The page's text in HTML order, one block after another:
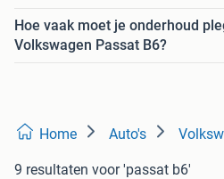
Hoe vaak moet je onderhoud
Volkswagen Passat B6?
Home Auto's
9 resultaten voor 'passat b6'